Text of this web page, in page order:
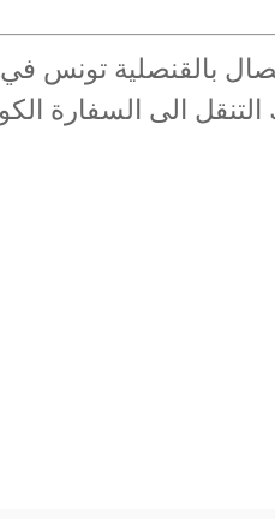
بالقنصلية
التنقل الى السفارة